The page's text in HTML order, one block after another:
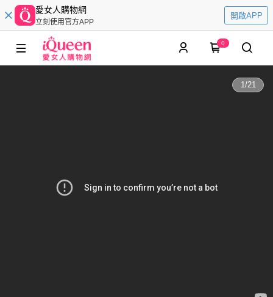
愛女人購物網
立刻使用官方APP
開啟APP
0
1/21